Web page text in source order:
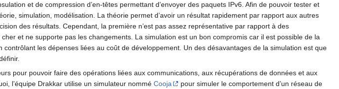
et de compression d’en-têtes permettant d’envoyer des paquets IPv6. Afin de pouvoir tester et
simulation, modélisation. La théorie permet d’avoir un résultat rapidement par rapport aux autres
des résultats. Cependant, la première n’est pas assez représentative par rapport à des
et ne supporte pas les changements. La simulation est un bon compromis car il est possible de la
les dépenses liées au coût de développement. Un des désavantages de la simulation est que
pour pouvoir faire des opérations liées aux communications, aux récupérations de données et aux
l’équipe Drakkar utilise un simulateur nommé Cooja
pour simuler le comportement d’un réseau de